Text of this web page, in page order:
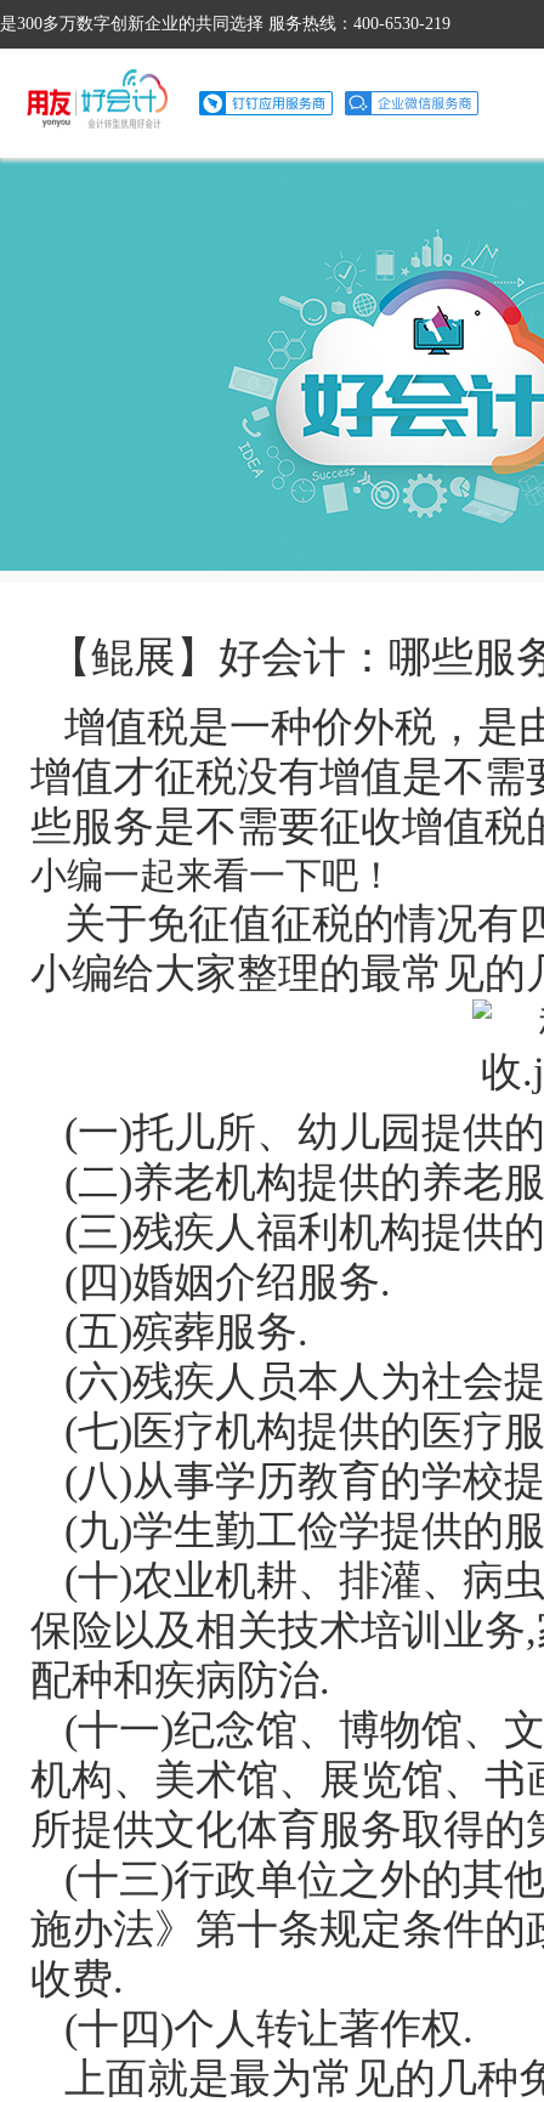
是300多万数字创新企业的共同选择 服务热线：400-6530-219
【鲲展】好会计：哪些
增值税是一种价外税，是
增值才征税没有增值是不
些服务是不需要征收增值税
小编一起来看一下吧！
关于免征值征税的情况有
小编给大家整理的最常见的
(一)托儿所、幼儿园提供
(二)养老机构提供的养老
(三)残疾人福利机构提供
(四)婚姻介绍服务.
(五)殡葬服务.
(六)残疾人员本人为社会
(七)医疗机构提供的医疗
(八)从事学历教育的学校
(九)学生勤工俭学提供的
(十)农业机耕、排灌、病
保险以及相关技术培训业
配种和疾病防治.
(十一)纪念馆、博物馆、
机构、美术馆、展览馆、
所提供文化体育服务取得的
(十三)行政单位之外的其
施办法》第十条规定条件
收费.
(十四)个人转让著作权.
上面就是最为常见的几